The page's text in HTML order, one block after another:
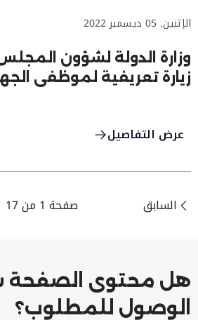
الإثنين, 05 ديسمبر 2022
وزارة الدولة لشؤون
زيارة تعريفية لموظفي
عرض التفاصيل
السابق صفحة 1 من 17
هل محتوى الصفحة
الوصول للمطلوب؟